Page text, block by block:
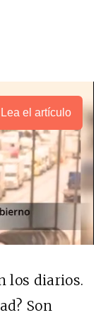
Lea el artículo
los diarios.
Son